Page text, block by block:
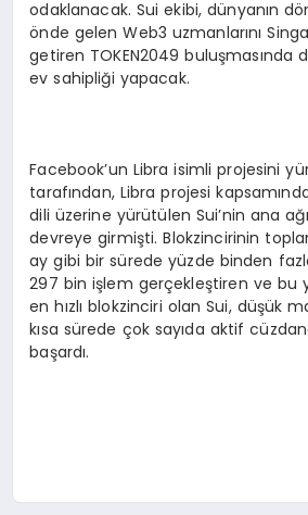
odaklanacak. Sui ekibi, dünyanın
önde gelen Web3 uzmanlarını
getiren TOKEN2049 buluşmasında
ev sahipliği yapacak.
Facebook’un Libra isimli projesini
tarafından, Libra projesi
dili üzerine yürütülen Sui’nin ana ağı
devreye girmişti. Blokzincirinin
ay gibi bir sürede yüzde binden
297 bin işlem gerçekleştiren ve bu
en hızlı blokzinciri olan Sui, düşük
kısa sürede çok sayıda aktif
başardı.